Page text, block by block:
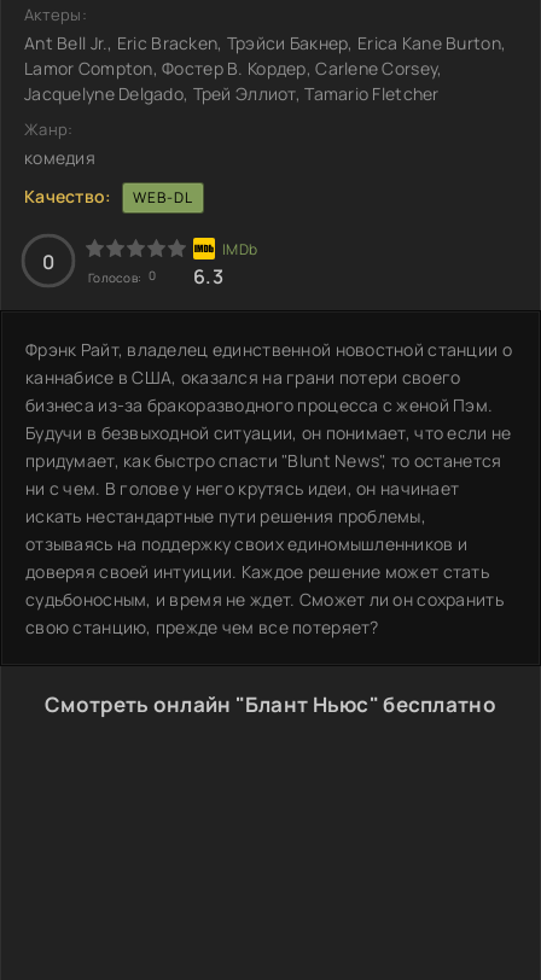
Актеры:
Ant Bell Jr., Eric Bracken, Трэйси Бакнер, Erica Kane Burton,
Lamor Compton, Фостер В. Кордер, Carlene Corsey,
Jacquelyne Delgado, Трей Эллиот, Tamario Fletcher
Жанр:
комедия
Качество:
WEB-DL
0
Голосов: 0 6.3
Фрэнк Райт, владелец единственной новостной станции о
каннабисе в США, оказался на грани потери своего
бизнеса из-за бракоразводного процесса с женой Пэм.
Будучи в безвыходной ситуации, он понимает, что если не
придумает, как быстро спасти "Blunt News", то останется
ни с чем. В голове у него крутясь идеи, он начинает
искать нестандартные пути решения проблемы,
отзываясь на поддержку своих единомышленников и
доверяя своей интуиции. Каждое решение может стать
судьбоносным, и время не ждет. Сможет ли он сохранить
свою станцию, прежде чем все потеряет?
Смотреть онлайн "Блант Ньюс" бесплатно